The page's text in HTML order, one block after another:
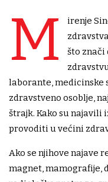
M
irenje
što znači
laborante, medicinske
zdravstveno osoblje,
štrajk. Kako su najavili
provoditi u većini
Ako se njihove najave
magnet, mamografije,